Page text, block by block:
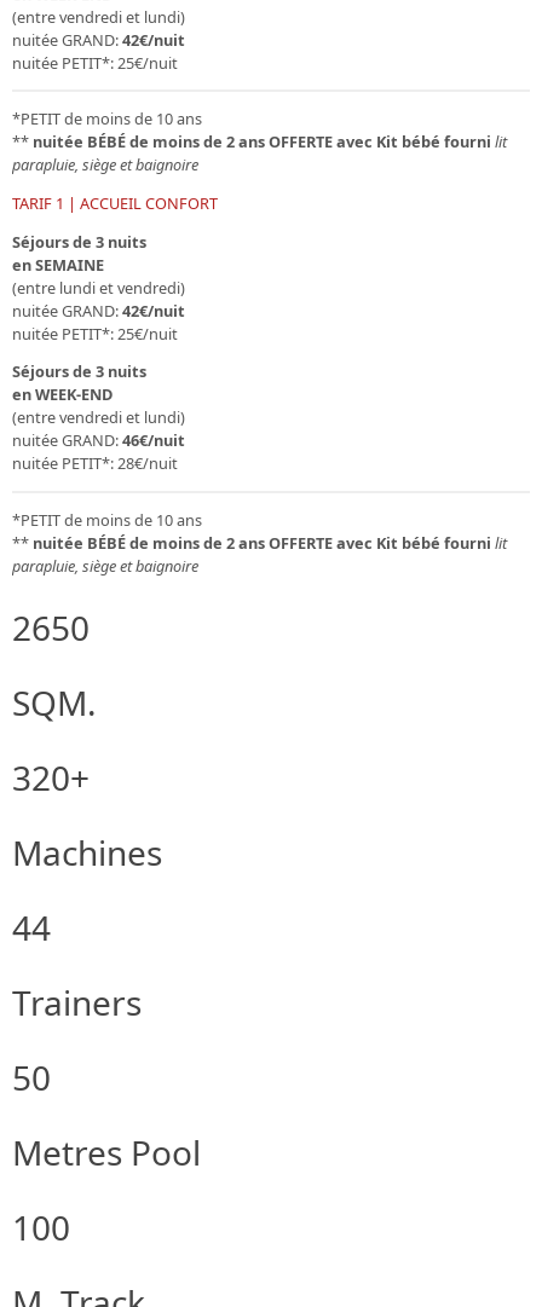
(entre vendredi et lundi)
nuitée GRAND:42€/nuit
nuitée PETIT*: 25€/nuit
*PETIT de moins de 10 ans
** nuitée BÉBÉ de moins de 2 ansOFFERTE avec Kit bébé fourni lit
parapluie, siège et baignoire
TARIF 1 | ACCUEIL CONFORT
Séjours de 3 nuits
en SEMAINE
(entre lundi et vendredi)
nuitée GRAND:42€/nuit
nuitée PETIT*: 25€/nuit
Séjours de 3 nuits
en WEEK-END
(entre vendredi et lundi)
nuitée GRAND:46€/nuit
nuitée PETIT*: 28€/nuit
*PETIT de moins de 10 ans
** nuitée BÉBÉ de moins de 2 ansOFFERTE avec Kit bébé fourni lit
parapluie, siège et baignoire
2650
SQM.
320+
Machines
44
Trainers
50
Metres Pool
100